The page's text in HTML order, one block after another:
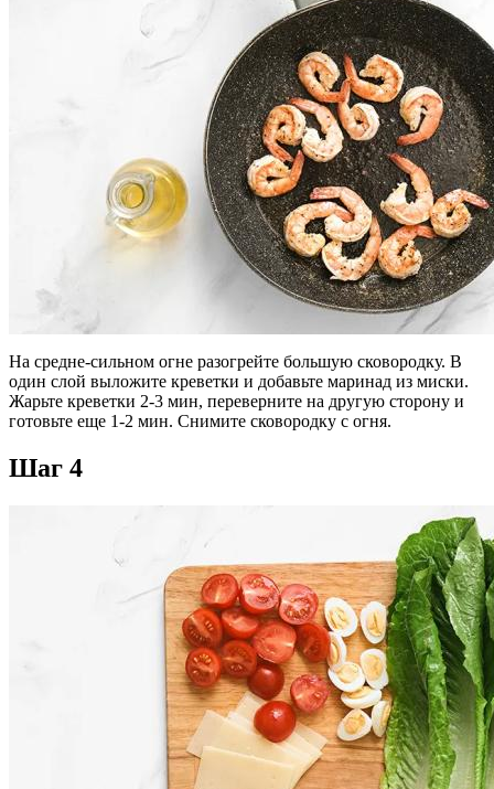
На средне-сильном огне разогрейте большую сковородку. В
один слой выложите креветки и добавьте маринад из миски.
Жарьте креветки 2-3 мин, переверните на другую сторону и
готовьте еще 1-2 мин. Снимите сковородку с огня.
Шаг 4